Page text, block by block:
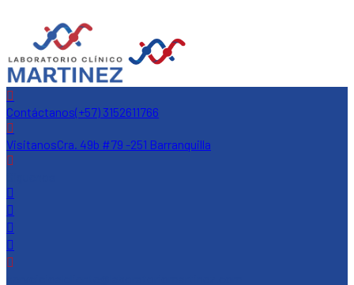
Contáctanos(+57) 3152611766
VisitanosCra. 49b #79 -251 Barranquilla